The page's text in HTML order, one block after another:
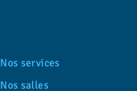
Nos services
Nos salles